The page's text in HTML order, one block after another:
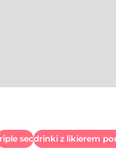
secdrinki z likierem